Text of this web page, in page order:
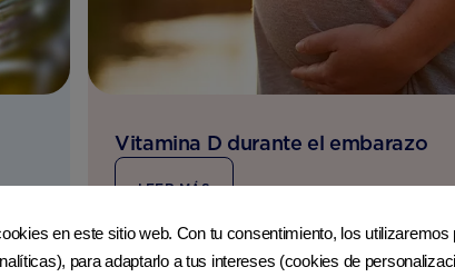
Vitamina D durante el embarazo
LEER MÁS
en este sitio web. Con tu consentimiento, los
para adaptarlo a tus intereses (cookies de